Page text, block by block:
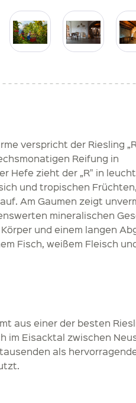
verspricht der Riesling
Reifung in
Hefe zieht der „R" in
und tropischen
Am Gaumen zeigt
mineralischen
und einem langen
Fisch, weißem Fleisch
aus einer der besten
im Eisacktal zwischen
als